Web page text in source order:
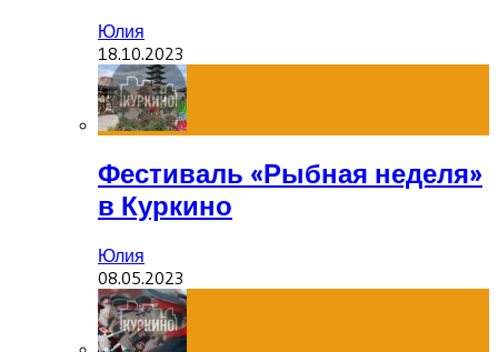
Юлия
18.10.2023
Фестиваль «Рыбная неделя»
в Куркино
Юлия
08.05.2023